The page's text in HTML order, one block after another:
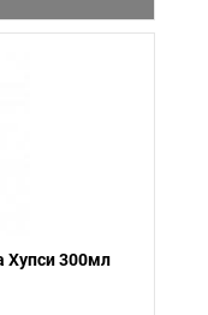
Хупси 300мл